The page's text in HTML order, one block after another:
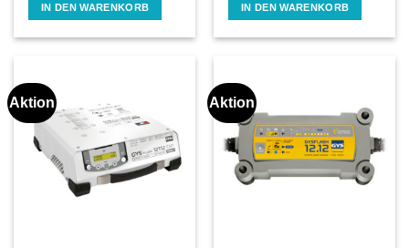
IN DEN WARENKORB IN DEN WARENKORB
Aktion Aktion